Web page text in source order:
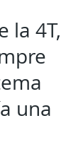
la 4T,
una